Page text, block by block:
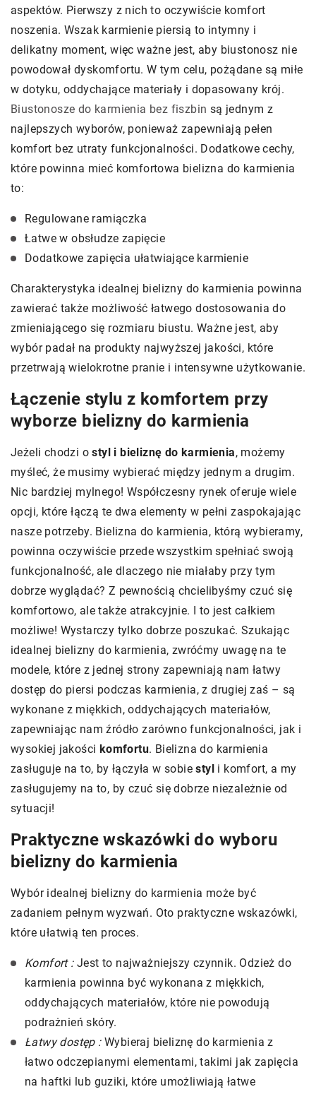
aspektów. Pierwszy z nich to oczywiście komfort
noszenia. Wszak karmienie piersią to intymny i
delikatny moment, więc ważne jest, aby biustonosz nie
powodował dyskomfortu. W tym celu, pożądane są miłe
w dotyku, oddychające materiały i dopasowany krój.
Biustonosze do karmienia bez fiszbin są jednym z
najlepszych wyborów, ponieważ zapewniają pełen
komfort bez utraty funkcjonalności. Dodatkowe cechy,
które powinna mieć komfortowa bielizna do karmienia
to:
Regulowane ramiączka
Łatwe w obsłudze zapięcie
Dodatkowe zapięcia ułatwiające karmienie
Charakterystyka idealnej bielizny do karmienia powinna
zawierać także możliwość łatwego dostosowania do
zmieniającego się rozmiaru biustu. Ważne jest, aby
wybór padał na produkty najwyższej jakości, które
przetrwają wielokrotne pranie i intensywne użytkowanie.
Łączenie stylu z komfortem przy
wyborze bielizny do karmienia
Jeżeli chodzi ostyl i bieliznę do karmienia, możemy
myśleć, że musimy wybierać między jednym a drugim.
Nic bardziej mylnego! Współczesny rynek oferuje wiele
opcji, które łączą te dwa elementy w pełni zaspokajając
nasze potrzeby. Bielizna do karmienia, którą wybieramy,
powinna oczywiście przede wszystkim spełniać swoją
funkcjonalność, ale dlaczego nie miałaby przy tym
dobrze wyglądać? Z pewnością chcielibyśmy czuć się
komfortowo, ale także atrakcyjnie. I to jest całkiem
możliwe! Wystarczy tylko dobrze poszukać. Szukając
idealnej bielizny do karmienia, zwróćmy uwagę na te
modele, które z jednej strony zapewniają nam łatwy
dostęp do piersi podczas karmienia, z drugiej zaś – są
wykonane z miękkich, oddychających materiałów,
zapewniając nam źródło zarówno funkcjonalności, jak i
wysokiej jakości komfortu. Bielizna do karmienia
zasługuje na to, by łączyła w sobiestyl i komfort, a my
zasługujemy na to, by czuć się dobrze niezależnie od
sytuacji!
Praktyczne wskazówki do wyboru
bielizny do karmienia
Wybór idealnej bielizny do karmienia może być
zadaniem pełnym wyzwań. Oto praktyczne wskazówki,
które ułatwią ten proces.
Komfort :Jest to najważniejszy czynnik. Odzież do
karmienia powinna być wykonana z miękkich,
oddychających materiałów, które nie powodują
podrażnień skóry.
Łatwy dostęp :Wybieraj bieliznę do karmienia z
łatwo odczepianymi elementami, takimi jak zapięcia
na haftki lub guziki, które umożliwiają łatwe